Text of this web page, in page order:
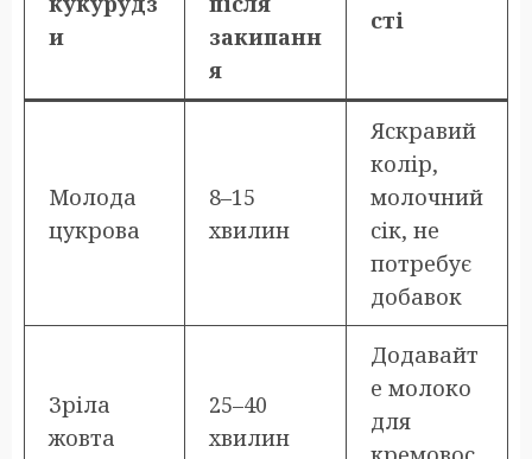
и
закипанн
я
сті
Молода
цукрова
8–15
хвилин
Яскравий
колір,
молочний
сік, не
потребує
добавок
Зріла
жовта
25–40
хвилин
Додавайт
е молоко
для